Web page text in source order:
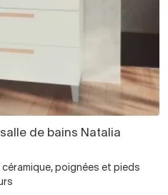
de bains Natalia
poignées et pieds